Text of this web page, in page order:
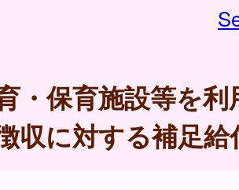
・保育施設等を
収に対する補足